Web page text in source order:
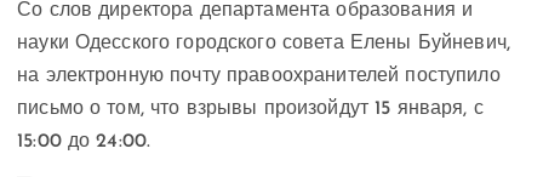
Со слов директора департамента образования и
науки Одесского городского совета Елены Буйневич,
на электронную почту правоохранителей поступило
письмо о том, что взрывы произойдут 15 января, с
15:00 до 24:00.